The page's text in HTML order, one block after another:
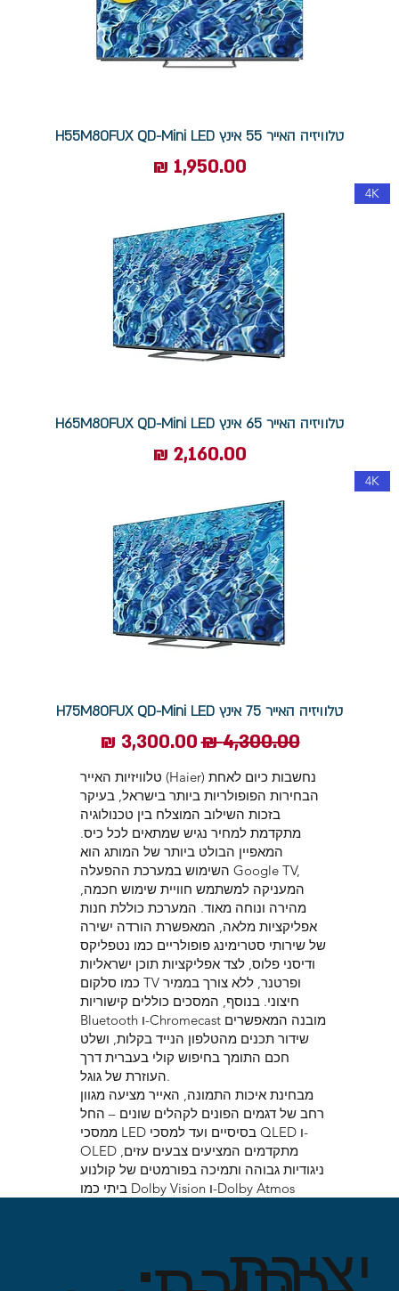
טלוויזיה האייר 55 אינץ H55M80FUX QD-Mini LED
מחיר
4K
טלוויזיה האייר 65 אינץ H65M80FUX QD-Mini LED
מחיר
4K
טלוויזיה האייר 75 אינץ H75M80FUX QD-Mini LED
מחיר רגיל‏4,300.00 ‏₪ מחיר מבצע
טלוויזיות האייר (Haier) נחשבות כיום לאחת
הבחירות הפופולריות ביותר בישראל, בעיקר
בזכות השילוב המוצלח בין טכנולוגיה
מתקדמת למחיר נגיש שמתאים לכל כיס.
המאפיין הבולט ביותר של המותג הוא
השימוש במערכת ההפעלה Google TV,
המעניקה למשתמש חוויית שימוש חכמה,
מהירה ונוחה מאוד. המערכת כוללת חנות
אפליקציות מלאה, המאפשרת הורדה ישירה
של שירותי סטרימינג פופולריים כמו נטפליקס
ודיסני פלוס, לצד אפליקציות תוכן ישראליות
כמו סלקום TV ופרטנר, ללא צורך בממיר
חיצוני. בנוסף, המסכים כוללים קישוריות
Bluetooth ו-Chromecast מובנה המאפשרים
שידור תכנים מהטלפון הנייד בקלות, ושלט
חכם התומך בחיפוש קולי בעברית דרך
העוזרת של גוגל.
מבחינת איכות התמונה, האייר מציעה מגוון
רחב של דגמים הפונים לקהלים שונים – החל
ממסכי LED בסיסיים ועד למסכי QLED ו-
OLED מתקדמים המציעים צבעים עזים,
ניגודיות גבוהה ותמיכה בפורמטים של קולנוע
ביתי כמו Dolby Vision ו-Dolby Atmos